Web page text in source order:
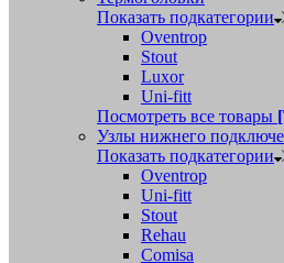
Показать подкатегории
Oventrop
Stout
Luxor
Uni-fitt
Посмотреть все товары
Узлы нижнего
Показать подкатегории
Oventrop
Uni-fitt
Stout
Rehau
Comisa